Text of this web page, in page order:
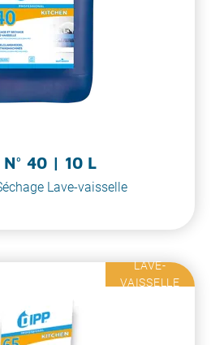
N° 40 | 10 L
Lave-vaisselle
LAVE-
VAISSELLE